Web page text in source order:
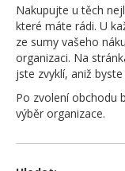
Nakupujte u těch
které máte rádi. U
ze sumy vašeho
organizaci. Na
jste zvyklí, aniž
Po zvolení obchodu
výběr organizace.